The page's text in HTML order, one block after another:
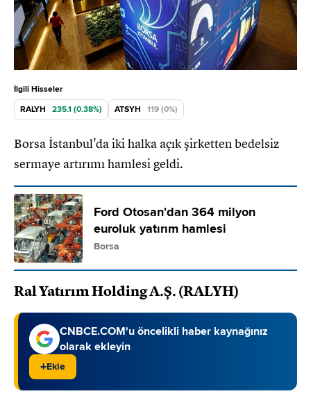
İlgili Hisseler
RALYH
235.1 (0.38%) ATSYH 119 (0%)
Borsa İstanbul'da iki halka açık şirketten bedelsiz
sermaye artırımı hamlesi geldi.
Ford Otosan'dan 364 milyon
euroluk yatırım hamlesi
Borsa
Ral Yatırım Holding A.Ş. (RALYH)
CNBCE.COM'u öncelikli haber kaynağınız
olarak ekleyin
+Ekle